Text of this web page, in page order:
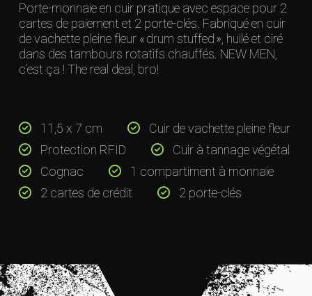
Porte-monnaie en cuir pratique avec espace pour 2
cartes de paiement et 2 porte-clés. Fabriqué en cuir
de vachette pleine fleur « drum stuffed », huilé et ciré
dans des tambours rotatifs chauffés. NEW MEN,
c’est ça ! The real deal, bro!
11,5 x 7 cm
Cuir de vachette pleine fleur
Protection RFID
Cuir à tannage végétal
Cognac
1 compartiment à monnaie
2 cartes de crédit
2 porte-clés